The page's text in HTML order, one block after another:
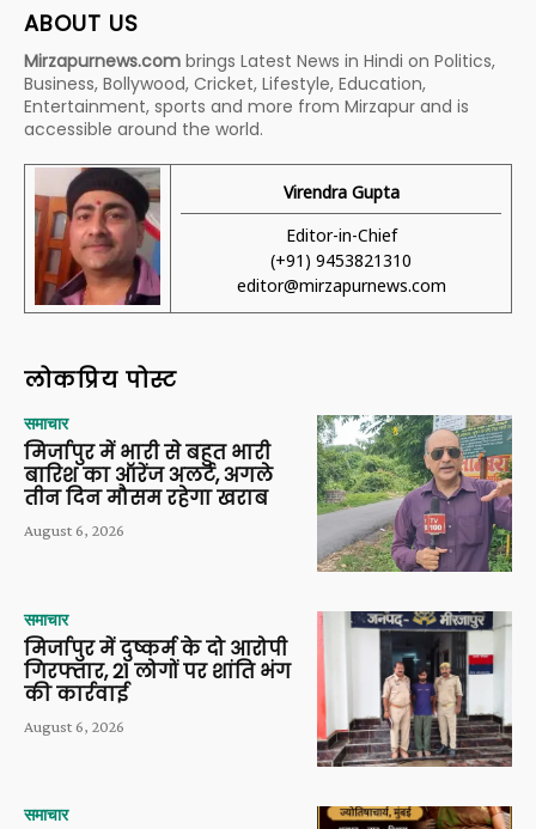
ABOUT US
Mirzapurnews.com brings Latest News in Hindi on Politics,
Business, Bollywood, Cricket, Lifestyle, Education,
Entertainment, sports and more from Mirzapur and is
accessible around the world.
Virendra Gupta
Editor-in-Chief
(+91) 9453821310
editor@mirzapurnews.com
लोकप्रिय पोस्ट
समाचार
मिर्जापुर में भारी से बहुत भारी
बारिश का ऑरेंज अलर्ट, अगले
तीन दिन मौसम रहेगा खराब
August 6, 2026
समाचार
मिर्जापुर में दुष्कर्म के दो आरोपी
गिरफ्तार, 21 लोगों पर शांति भंग
की कार्रवाई
August 6, 2026
समाचार